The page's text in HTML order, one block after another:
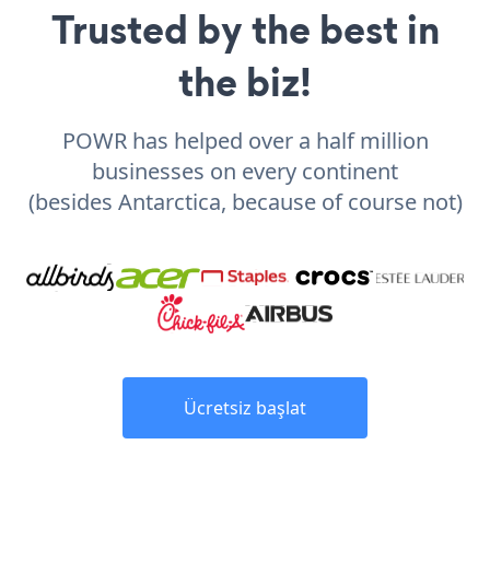
Trusted by the best in
the biz!
POWR has helped over a half million
businesses on every continent
(besides Antarctica, because of course not)
Ücretsiz başlat